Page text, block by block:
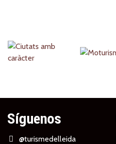
Partners
Síguenos
@turismedelleida